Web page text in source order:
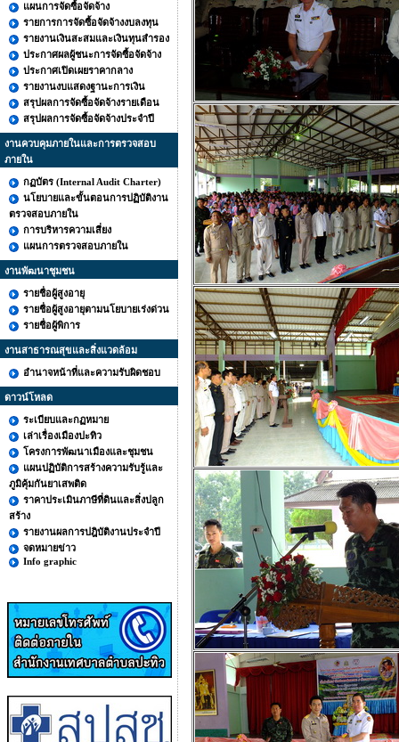
แผนการจัดซื้อจัดจ้าง
รายการการจัดซื้อจัดจ้างงบลงทุน
รายงานเงินสะสมและเงินทุนสำรอง
ประกาศผลผู้ชนะการจัดซื้อจัดจ้าง
ประกาศเปิดเผยราคากลาง
รายงานงบแสดงฐานะการเงิน
สรุปผลการจัดซื้อจัดจ้างรายเดือน
สรุปผลการจัดซื้อจัดจ้างประจำปี
งานควบคุมภายในและการตรวจสอบ
ภายใน
กฏบัตร (Internal Audit Charter)
นโยบายและขั้นตอนการปฏิบัติงาน
ตรวจสอบภายใน
การบริหารความเสี่ยง
แผนการตรวจสอบภายใน
งานพัฒนาชุมชน
รายชื่อผู้สูงอายุ
รายชื่อผู้สูงอายุตามนโยบายเร่งด่วน
รายชื่อผู้พิการ
งานสาธารณสุขและสิ่งแวดล้อม
อำนาจหน้าที่และความรับผิดชอบ
ดาวน์โหลด
ระเบียบและกฏหมาย
เล่าเรื่องเมืองปะทิว
โครงการพัฒนาเมืองและชุมชน
แผนปฏิบัติการสร้างความรับรู้และ
ภูมิคุ้มกันยาเสพติด
ราคาประเมินภาษีที่ดินและสิ่งปลูก
สร้าง
รายงานผลการปฎิบัติงานประจำปี
จดหมายข่าว
Info graphic